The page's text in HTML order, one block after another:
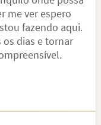
me ver espero
fazendo aqui.
dias e tornar